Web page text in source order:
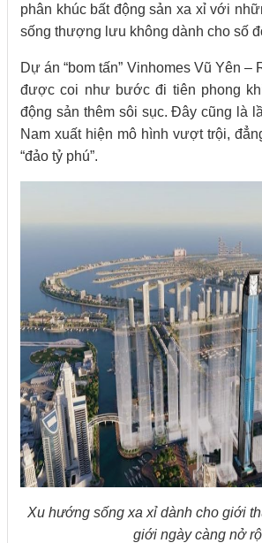
phân khúc bất động sản xa xỉ với
sống thượng lưu không dành cho số
Dự án “bom tấn” Vinhomes Vũ Yên –
được coi như bước đi tiên phong
động sản thêm sôi sục. Đây cũng là
Nam xuất hiện mô hình vượt trội,
“đảo tỷ phú”.
Xu hướng sống xa xỉ dành cho giới
giới ngày càng nở rộ